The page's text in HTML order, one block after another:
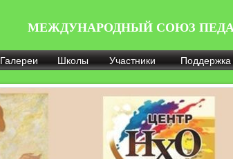
МЕЖДУНАРОДНЫЙ СОЮЗ
Галереи Школы Участники Поддержка